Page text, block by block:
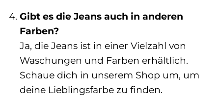
Gibt es die Jeans auch in anderen
Farben?
Ja, die Jeans ist in einer Vielzahl von
Waschungen und Farben erhältlich.
Schaue dich in unserem Shop um, um
deine Lieblingsfarbe zu finden.